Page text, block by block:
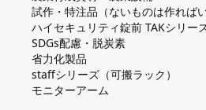
試作・特注品（ないものは作ればい
ハイセキュリティ錠前 TAKシリー
SDGs配慮・脱炭素
省力化製品
staffシリーズ（可搬ラック）
モニターアーム